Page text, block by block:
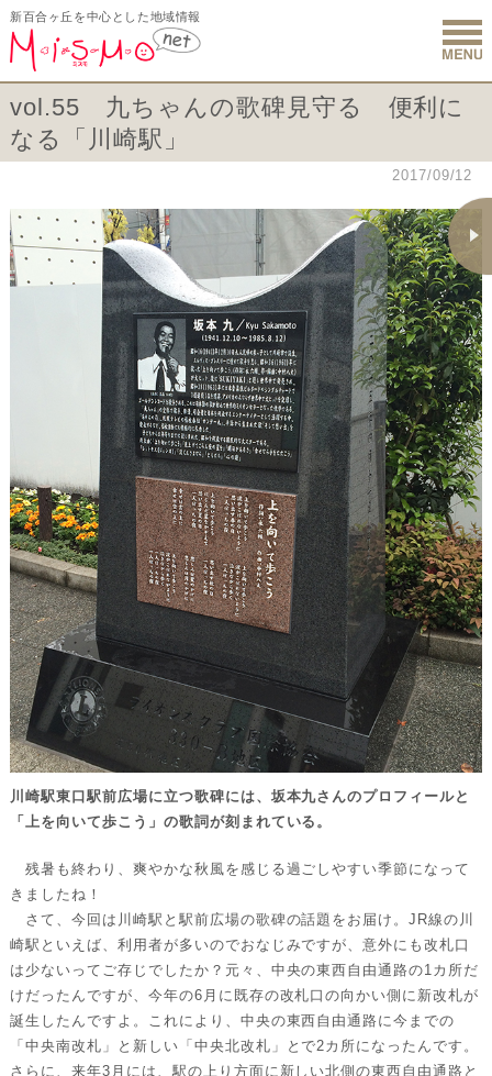
新百合ヶ丘を中心とした地域情報
新百合ヶ
vol.55 九ちゃんの歌碑見守る 便利に
なる「川崎駅」
2017/09/12
川崎駅東口駅前広場に立つ歌碑には、坂本九さんのプロフィールと
「上を向いて歩こう」の歌詞が刻まれている。
残暑も終わり、爽やかな秋風を感じる過ごしやすい季節になって
きましたね！
さて、今回は川崎駅と駅前広場の歌碑の話題をお届け。JR線の川
崎駅といえば、利用者が多いのでおなじみですが、意外にも改札口
は少ないってご存じでしたか？元々、中央の東西自由通路の1カ所だ
けだったんですが、今年の6月に既存の改札口の向かい側に新改札が
誕生したんですよ。これにより、中央の東西自由通路に今までの
「中央南改札」と新しい「中央北改札」とで2カ所になったんです。
さらに、来年3月には、駅の上り方面に新しい北側の東西自由通路と